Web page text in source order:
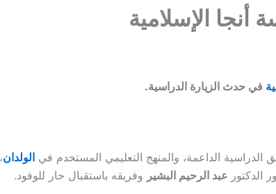
أنجا الإسلامية
في حدث الزيارة الدراسية.
الدراسية الداعمة، والمنهج التعليمي المستخدم في الولدان
الدكتور عبد الرحيم البشير وفريقه باستقبال حار للوفود.